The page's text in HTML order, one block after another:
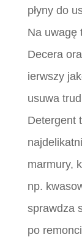
płyny do
Na uwagę
Decera
ierwszy
usuwa
Detergent
marmury,
np.
sprawdza
po